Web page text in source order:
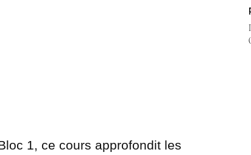
1, ce cours approfondit les